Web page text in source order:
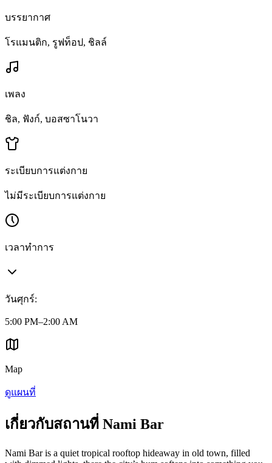
บรรยากาศ
โรแมนติก, รูฟท็อป, ชิลล์
เพลง
ชิล, ฟังก์, บอสซาโนวา
ระเบียบการแต่งกาย
ไม่มีระเบียบการแต่งกาย
เวลาทำการ
วันศุกร์:
5:00 PM–2:00 AM
Map
ดูแผนที่
เกี่ยวกับสถานที่ Nami Bar
Nami Bar is a quiet tropical rooftop hideaway in old town, filled